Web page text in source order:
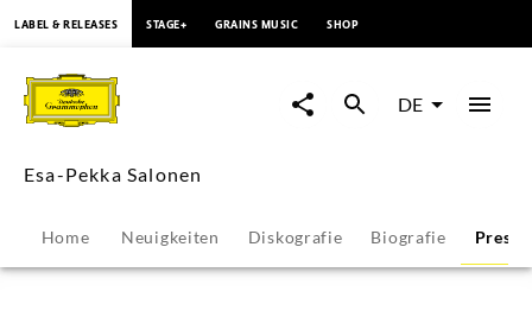
Welterstaufnahme
eines
rekonstruierten
Schostakowitsch-
Originals
LABEL & RELEASES STAGE+ GRAINS MUSIC SHOP
DE
Esa-Pekka Salonen
Home Neuigkeiten Diskografie Biografie